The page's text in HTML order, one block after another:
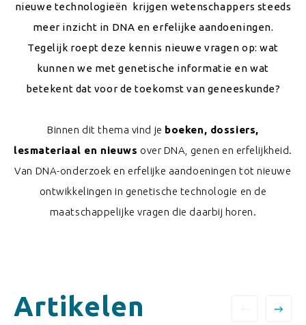
nieuwe technologieën krijgen wetenschappers steeds
meer inzicht in DNA en erfelijke aandoeningen.
Tegelijk roept deze kennis nieuwe vragen op: wat
kunnen we met genetische informatie en wat
betekent dat voor de toekomst van geneeskunde?
Binnen dit thema vind je boeken, dossiers,
lesmateriaal en nieuws over DNA, genen en erfelijkheid.
Van DNA-onderzoek en erfelijke aandoeningen tot nieuwe
ontwikkelingen in genetische technologie en de
maatschappelijke vragen die daarbij horen.
Artikelen